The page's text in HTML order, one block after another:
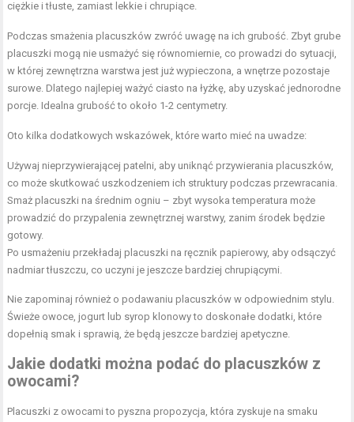
ciężkie i tłuste, zamiast lekkie i chrupiące.
Podczas smażenia placuszków zwróć uwagę na ich grubość. Zbyt grube
placuszki mogą nie usmażyć się równomiernie, co prowadzi do sytuacji,
w której zewnętrzna warstwa jest już wypieczona, a wnętrze pozostaje
surowe. Dlatego najlepiej ważyć ciasto na łyżkę, aby uzyskać jednorodne
porcje. Idealna grubość to około 1-2 centymetry.
Oto kilka dodatkowych wskazówek, które warto mieć na uwadze:
Używaj nieprzywierającej patelni, aby uniknąć przywierania placuszków,
co może skutkować uszkodzeniem ich struktury podczas przewracania.
Smaż placuszki na średnim ogniu – zbyt wysoka temperatura może
prowadzić do przypalenia zewnętrznej warstwy, zanim środek będzie
gotowy.
Po usmażeniu przekładaj placuszki na ręcznik papierowy, aby odsączyć
nadmiar tłuszczu, co uczyni je jeszcze bardziej chrupiącymi.
Nie zapominaj również o podawaniu placuszków w odpowiednim stylu.
Świeże owoce, jogurt lub syrop klonowy to doskonałe dodatki, które
dopełnią smak i sprawią, że będą jeszcze bardziej apetyczne.
Jakie dodatki można podać do placuszków z
owocami?
Placuszki z owocami to pyszna propozycja, która zyskuje na smaku